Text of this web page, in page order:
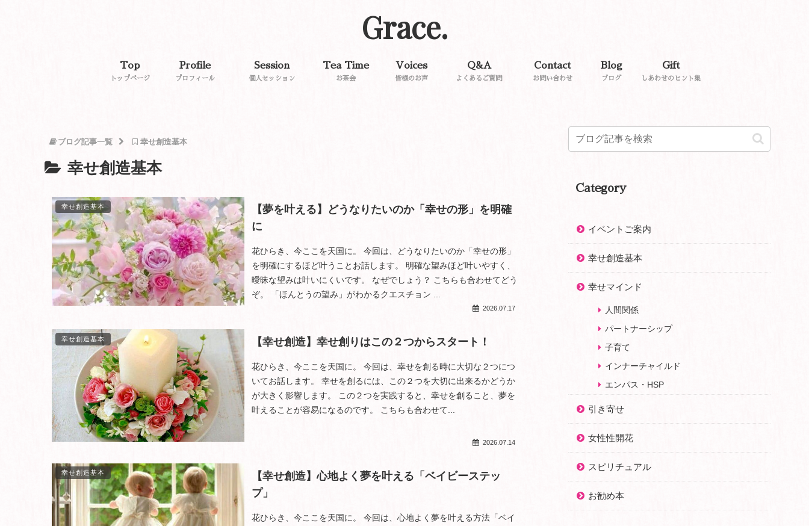
Grace.
Top
トップページ
Profile
プロフィール
Session
個人セッション
Tea Time
お茶会
Voices
皆様のお声
Q&A
よくあるご質問
Contact
お問い合わせ
Blog
ブログ
Gift
しあわせのヒント集
ブログ記事一覧 幸せ創造基本
幸せ創造基本
幸せ創造基本
【夢を叶える】どうなりたいのか「幸せの形」を明確
に
花ひらき、今ここを天国に。 今回は、どうなりたいのか「幸せの形」
を明確にするほど叶うことお話します。 明確な望みほど叶いやすく、
曖昧な望みは叶いにくいです。 なぜでしょう？ こちらも合わせてどう
ぞ。 「ほんとうの望み」がわかるクエスチョン ...
2026.07.17
幸せ創造基本 【幸せ創造】幸せ創りはこの２つからスタート！
花ひらき、今ここを天国に。 今回は、幸せを創る時に大切な２つにつ
いてお話します。 幸せを創るには、この２つを大切に出来るかどうか
が大きく影響します。 この２つを実践すると、幸せを創ること、夢を
叶えることが容易になるのです。 こちらも合わせて...
2026.07.14
幸せ創造基本
【幸せ創造】心地よく夢を叶える「ベイビーステッ
プ」
花ひらき、今ここを天国に。 今回は、心地よく夢を叶える方法「ベイ
Category
イベントご案内
幸せ創造基本
幸せマインド
人間関係
パートナーシップ
子育て
インナーチャイルド
エンパス・HSP
引き寄せ
女性性開花
スピリチュアル
お勧め本